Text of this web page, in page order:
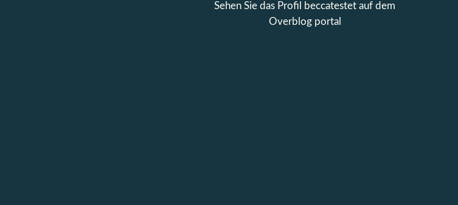
Sehen Sie das Profil
beccatestet auf dem
Overblog portal